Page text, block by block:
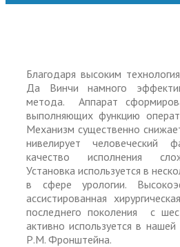
Благодаря высоким
Да Винчи намного
метода. Аппарат
выполняющих функцию
Механизм существенно
нивелирует человеческий
качество исполнения
Установка используется в
в сфере урологии.
ассистированная
последнего поколения с
активно используется в нашей
Р.М. Фронштейна.